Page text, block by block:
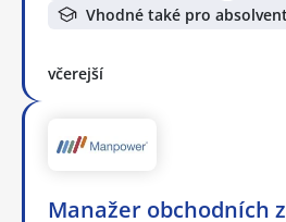
Vhodné také pro
včerejší
Manažer obchodních